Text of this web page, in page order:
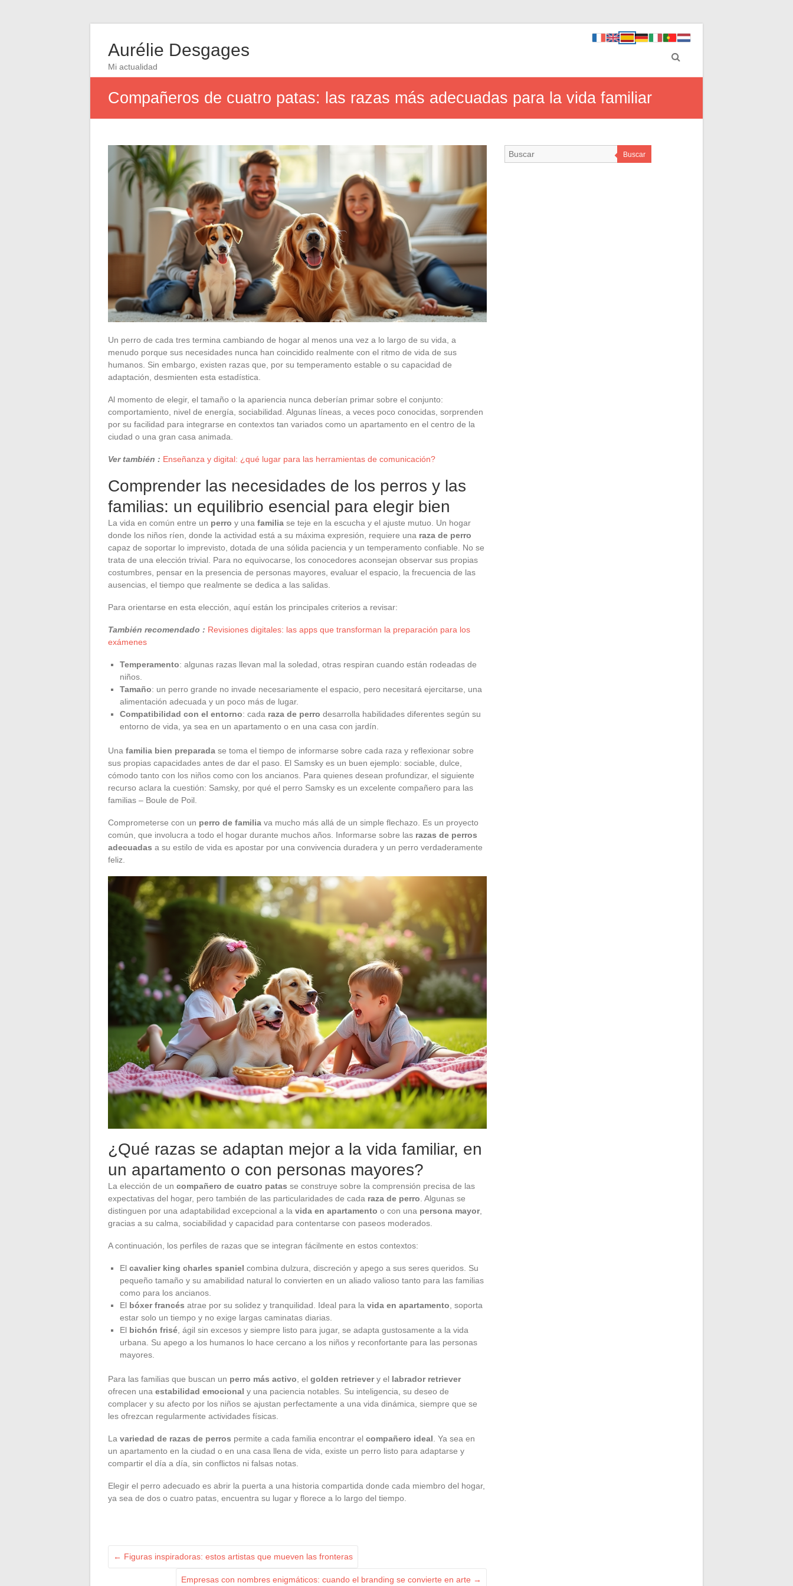
Aurélie Desgages
Mi actualidad
Compañeros de cuatro patas: las razas más adecuadas para la vida familiar
Un perro de cada tres termina cambiando de hogar al menos una vez a lo largo de su vida, a
menudo porque sus necesidades nunca han coincidido realmente con el ritmo de vida de sus
humanos. Sin embargo, existen razas que, por su temperamento estable o su capacidad de
adaptación, desmienten esta estadística.
Al momento de elegir, el tamaño o la apariencia nunca deberían primar sobre el conjunto:
comportamiento, nivel de energía, sociabilidad. Algunas líneas, a veces poco conocidas, sorprenden
por su facilidad para integrarse en contextos tan variados como un apartamento en el centro de la
ciudad o una gran casa animada.
Ver también : Enseñanza y digital: ¿qué lugar para las herramientas de comunicación?
Comprender las necesidades de los perros y las
familias: un equilibrio esencial para elegir bien
La vida en común entre un perro y una familia se teje en la escucha y el ajuste mutuo. Un hogar
donde los niños ríen, donde la actividad está a su máxima expresión, requiere una raza de perro
capaz de soportar lo imprevisto, dotada de una sólida paciencia y un temperamento confiable. No se
trata de una elección trivial. Para no equivocarse, los conocedores aconsejan observar sus propias
costumbres, pensar en la presencia de personas mayores, evaluar el espacio, la frecuencia de las
ausencias, el tiempo que realmente se dedica a las salidas.
Para orientarse en esta elección, aquí están los principales criterios a revisar:
También recomendado : Revisiones digitales: las apps que transforman la preparación para los
exámenes
Temperamento: algunas razas llevan mal la soledad, otras respiran cuando están rodeadas de
niños.
Tamaño: un perro grande no invade necesariamente el espacio, pero necesitará ejercitarse, una
alimentación adecuada y un poco más de lugar.
Compatibilidad con el entorno: cada raza de perro desarrolla habilidades diferentes según su
entorno de vida, ya sea en un apartamento o en una casa con jardín.
Una familia bien preparada se toma el tiempo de informarse sobre cada raza y reflexionar sobre
sus propias capacidades antes de dar el paso. El Samsky es un buen ejemplo: sociable, dulce,
cómodo tanto con los niños como con los ancianos. Para quienes desean profundizar, el siguiente
recurso aclara la cuestión: Samsky, por qué el perro Samsky es un excelente compañero para las
familias – Boule de Poil.
Comprometerse con un perro de familia va mucho más allá de un simple flechazo. Es un proyecto
común, que involucra a todo el hogar durante muchos años. Informarse sobre las razas de perros
adecuadas a su estilo de vida es apostar por una convivencia duradera y un perro verdaderamente
feliz.
¿Qué razas se adaptan mejor a la vida familiar, en
un apartamento o con personas mayores?
La elección de un compañero de cuatro patas se construye sobre la comprensión precisa de las
expectativas del hogar, pero también de las particularidades de cada raza de perro . Algunas se
distinguen por una adaptabilidad excepcional a la vida en apartamento o con una persona mayor,
gracias a su calma, sociabilidad y capacidad para contentarse con paseos moderados.
A continuación, los perfiles de razas que se integran fácilmente en estos contextos:
El cavalier king charles spaniel combina dulzura, discreción y apego a sus seres queridos. Su
pequeño tamaño y su amabilidad natural lo convierten en un aliado valioso tanto para las familias
como para los ancianos.
El bóxer francés atrae por su solidez y tranquilidad. Ideal para la vida en apartamento , soporta
estar solo un tiempo y no exige largas caminatas diarias.
El bichón frisé , ágil sin excesos y siempre listo para jugar, se adapta gustosamente a la vida
urbana. Su apego a los humanos lo hace cercano a los niños y reconfortante para las personas
mayores.
Para las familias que buscan un perro más activo , el golden retrievery el labrador retriever
ofrecen una estabilidad emocional y una paciencia notables. Su inteligencia, su deseo de
complacer y su afecto por los niños se ajustan perfectamente a una vida dinámica, siempre que se
les ofrezcan regularmente actividades físicas.
La variedad de razas de perros permite a cada familia encontrar el compañero ideal . Ya sea en
un apartamento en la ciudad o en una casa llena de vida, existe un perro listo para adaptarse y
compartir el día a día, sin conflictos ni falsas notas.
Elegir el perro adecuado es abrir la puerta a una historia compartida donde cada miembro del hogar,
ya sea de dos o cuatro patas, encuentra su lugar y florece a lo largo del tiempo.
← Figuras inspiradoras: estos artistas que mueven las fronteras
Empresas con nombres enigmáticos: cuando el branding se convierte en arte →
Buscar